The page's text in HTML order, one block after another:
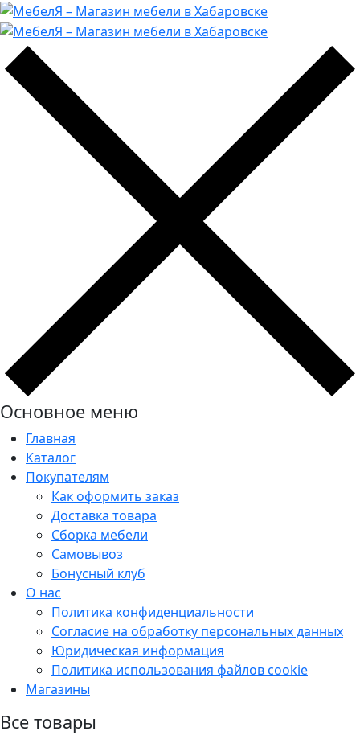
Основное меню
Главная
Каталог
Покупателям
Как оформить заказ
Доставка товара
Сборка мебели
Самовывоз
Бонусный клуб
О нас
Политика конфиденциальности
Согласие на обработку персональных данных
Юридическая информация
Политика использования файлов cookie
Магазины
Все товары